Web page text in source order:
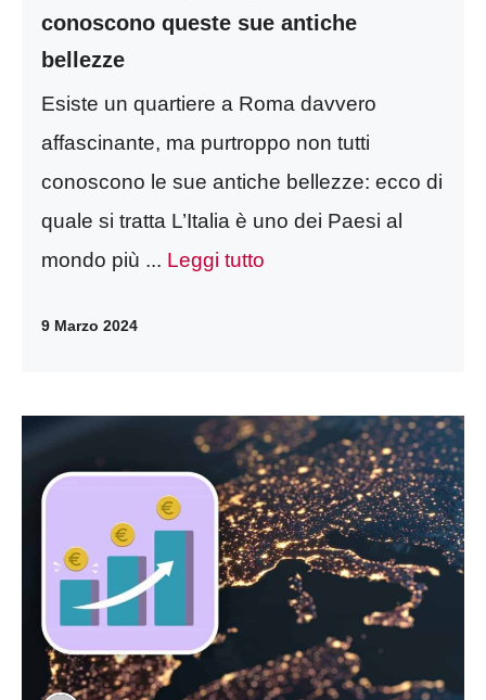
conoscono queste sue antiche
bellezze
Esiste un quartiere a Roma davvero
affascinante, ma purtroppo non tutti
conoscono le sue antiche bellezze: ecco di
quale si tratta L’Italia è uno dei Paesi al
mondo più ... Leggi tutto
9 Marzo 2024